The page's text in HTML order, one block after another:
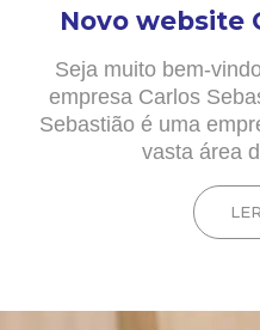
Novo website
Seja muito bem-
empresa Carlos
Sebastião é uma
vasta área